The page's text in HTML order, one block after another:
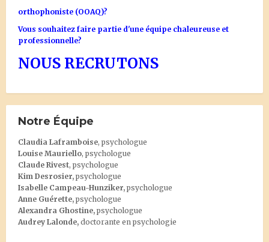
orthophoniste (OOAQ)?
Vous souhaitez faire partie d'une équipe chaleureuse et
professionnelle?
NOUS RECRUTONS
Notre Équipe
Claudia Laframboise, psychologue
Louise Mauriello, psychologue
Claude Rivest, psychologue
Kim Desrosier, psychologue
Isabelle Campeau-Hunziker, psychologue
Anne Guérette, psychologue
Alexandra Ghostine, psychologue
Audrey Lalonde, doctorante en psychologie